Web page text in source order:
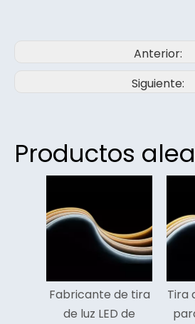
Anterior:
Siguiente:
Productos
Fabricante de tira
de luz LED de
Tira